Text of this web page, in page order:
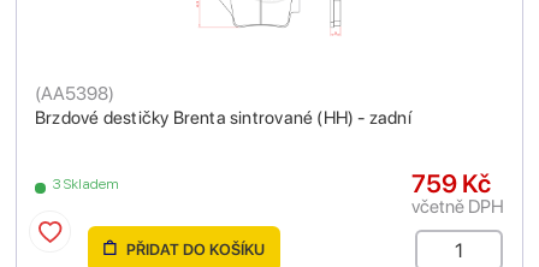
Brzdové destičky Brenta sintrované (HH) - zadní
(AA5398)
3 Skladem 759 Kč
včetně DPH
PŘIDAT DO KOŠÍKU